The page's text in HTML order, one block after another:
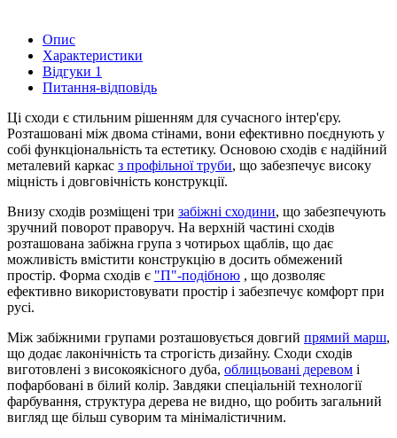
Опис
Характеристики
Відгуки 1
Питання-відповідь
Ці сходи є стильним рішенням для сучасного інтер'єру.
Розташовані між двома стінами, вони ефективно поєднують у
собі функціональність та естетику. Основою сходів є надійний
металевий каркас з профільної труби, що забезпечує високу
міцність і довговічність конструкції.
Внизу сходів розміщені три забіжні сходини, що забезпечують
зручний поворот праворуч. На верхній частині сходів
розташована забіжна група з чотирьох щаблів, що дає
можливість вмістити конструкцію в досить обмежений
простір. Форма сходів є "П"-подібною , що дозволяє
ефективно використовувати простір і забезпечує комфорт при
русі.
Між забіжними групами розташовується довгий прямий марш,
що додає лаконічність та строгість дизайну. Сходи сходів
виготовлені з високоякісного дуба, облицьовані деревом і
пофарбовані в білий колір. Завдяки спеціальній технології
фарбування, структура дерева не видно, що робить загальний
вигляд ще більш суворим та мінімалістичним.